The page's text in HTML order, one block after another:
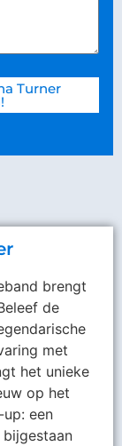
Turner
brengt
de
met
het unieke
op het
een